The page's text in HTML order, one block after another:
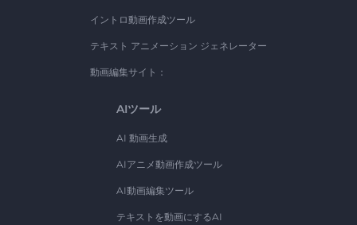
イントロ動画作成ツール
テキスト アニメーション ジェネレーター
動画編集サイト：
AIツール
AI 動画生成
AIアニメ動画作成ツール
AI動画編集ツール
テキストを動画にするAI